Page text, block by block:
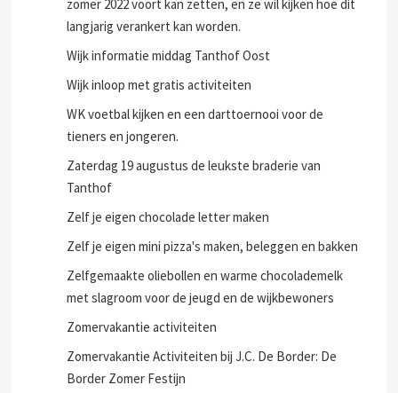
zomer 2022 voort kan zetten, en ze wil kijken hoe dit
langjarig verankert kan worden.
Wijk informatie middag Tanthof Oost
Wijk inloop met gratis activiteiten
WK voetbal kijken en een darttoernooi voor de
tieners en jongeren.
Zaterdag 19 augustus de leukste braderie van
Tanthof
Zelf je eigen chocolade letter maken
Zelf je eigen mini pizza's maken, beleggen en bakken
Zelfgemaakte oliebollen en warme chocolademelk
met slagroom voor de jeugd en de wijkbewoners
Zomervakantie activiteiten
Zomervakantie Activiteiten bij J.C. De Border: De
Border Zomer Festijn